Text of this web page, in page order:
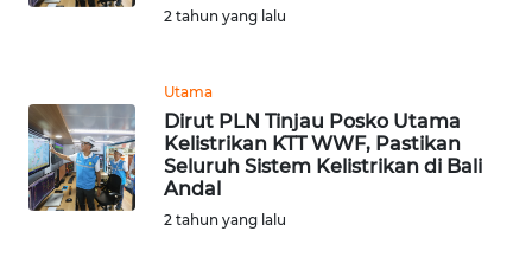
2 tahun yang lalu
Utama
Dirut PLN Tinjau Posko Utama
Kelistrikan KTT WWF, Pastikan
Seluruh Sistem Kelistrikan di Bali
Andal
2 tahun yang lalu
KARIR
DISCLAIMER